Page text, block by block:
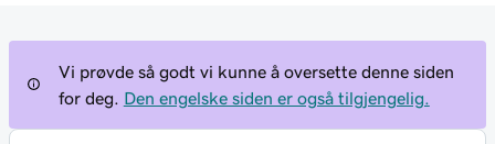
Vi prøvde så godt vi kunne å oversette denne siden
for deg.
Den engelske siden er også tilgjengelig.